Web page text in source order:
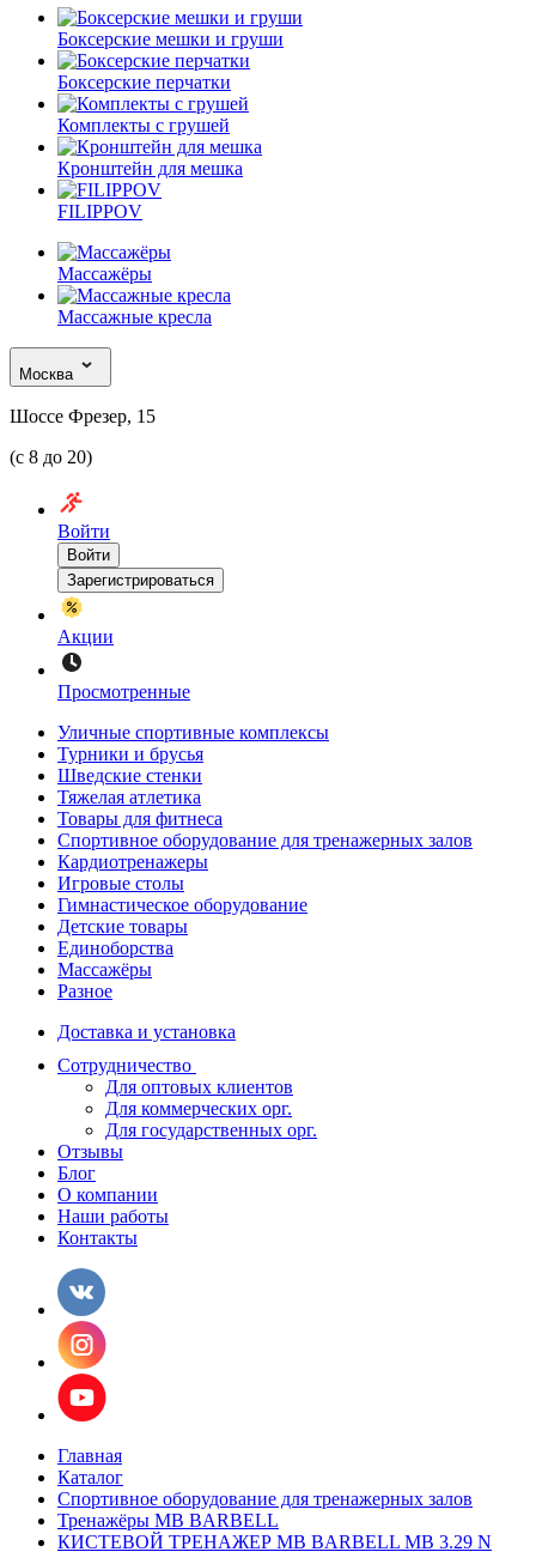
Боксерские мешки и груши
Боксерские перчатки
Комплекты с грушей
Кронштейн для мешка
FILIPPOV
Массажёры
Массажные кресла
Москва
Шоссе Фрезер, 15
(с 8 до 20)
Войти
Войти
Зарегистрироваться
Акции
Просмотренные
Уличные спортивные комплексы
Турники и брусья
Шведские стенки
Тяжелая атлетика
Товары для фитнеса
Спортивное оборудование для тренажерных залов
Кардиотренажеры
Игровые столы
Гимнастическое оборудование
Детские товары
Единоборства
Массажёры
Разное
Доставка и установка
Сотрудничество
Для оптовых клиентов
Для коммерческих орг.
Для государственных орг.
Отзывы
Блог
О компании
Наши работы
Контакты
Главная
Каталог
Спортивное оборудование для тренажерных залов
Тренажёры MB BARBELL
КИСТЕВОЙ ТРЕНАЖЕР MB BARBELL MB 3.29 N